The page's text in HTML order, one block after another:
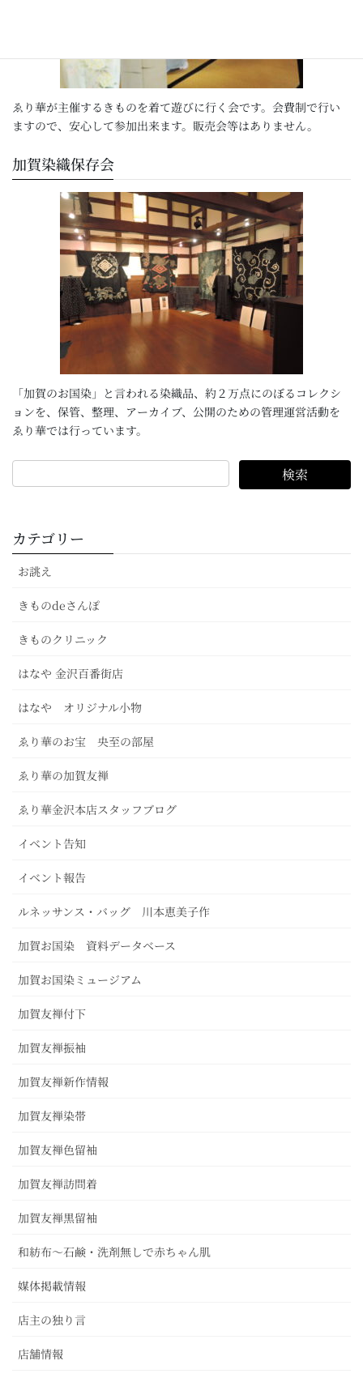
ゑり華が主催するきものを着て遊びに行く会です。会費制で行い
ますので、安心して参加出来ます。販売会等はありません。
加賀染織保存会
「加賀のお国染」と言われる染織品、約２万点にのぼるコレクシ
ョンを、保管、整理、アーカイブ、公開のための管理運営活動を
ゑり華では行っています。
カテゴリー
お誂え
きものdeさんぽ
きものクリニック
はなや 金沢百番街店
はなや オリジナル小物
ゑり華のお宝 央至の部屋
ゑり華の加賀友禅
ゑり華金沢本店スタッフブログ
イベント告知
イベント報告
ルネッサンス・バッグ 川本恵美子作
加賀お国染 資料データベース
加賀お国染ミュージアム
加賀友禅付下
加賀友禅振袖
加賀友禅新作情報
加賀友禅染帯
加賀友禅色留袖
加賀友禅訪問着
加賀友禅黒留袖
和紡布～石鹸・洗剤無しで赤ちゃん肌
媒体掲載情報
店主の独り言
店舗情報